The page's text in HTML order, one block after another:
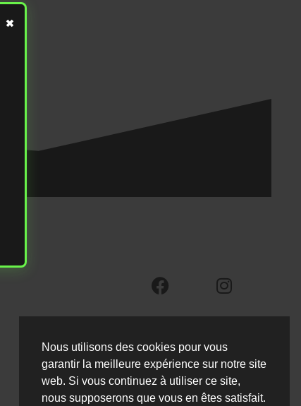
×
Nous utilisons des cookies pour vous
garantir la meilleure expérience sur notre site
web. Si vous continuez à utiliser ce site,
nous supposerons que vous en êtes satisfait.